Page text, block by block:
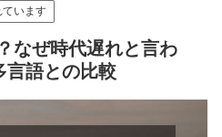
ています
なぜ時代遅れと言わ
言語との比較